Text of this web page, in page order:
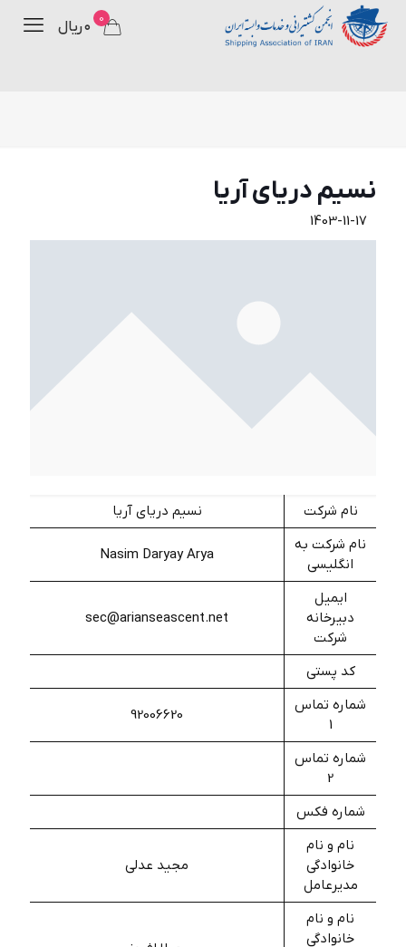
0 ۰ ریال
نسيم درياي آريا
1403-11-17
نام شرکت
نسيم درياي آريا
نام شرکت به
انگلیسی
Nasim Daryay Arya
ایمیل
دبیرخانه
شرکت
sec@arianseascent.net
کد پستی
شماره تماس
1
92006620
شماره تماس
2
شماره فکس
نام و نام
خانوادگی
مدیرعامل
مجید عدلی
نام و نام
خانوادگی